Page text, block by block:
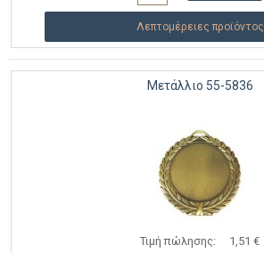
Λεπτομέρειες προϊόντος
Μετάλλιο 55-5836
Τιμή πώλησης: 1,51 €